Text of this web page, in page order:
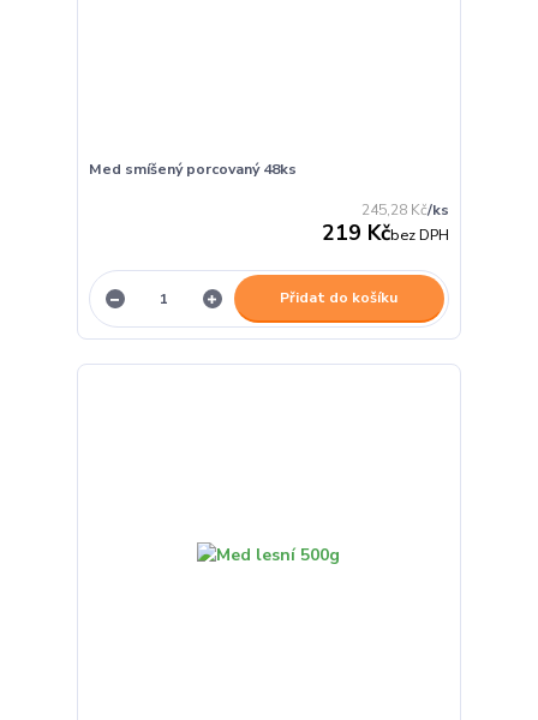
Med smíšený porcovaný 48ks
245,28 Kč/ks
219 Kčbez DPH
Přidat do košíku